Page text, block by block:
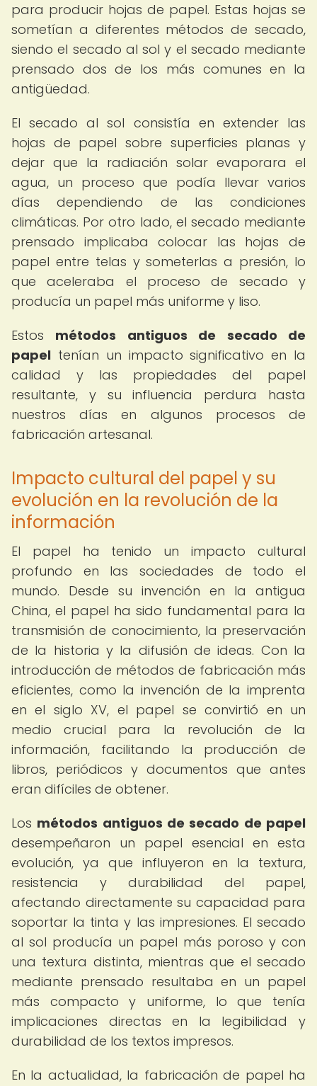
para producir hojas de papel. Estas hojas se
sometían a diferentes métodos de secado,
siendo el secado al sol y el secado mediante
prensado dos de los más comunes en la
antigüedad.
El secado al sol consistía en extender las
hojas de papel sobre superficies planas y
dejar que la radiación solar evaporara el
agua, un proceso que podía llevar varios
días dependiendo de las condiciones
climáticas. Por otro lado, el secado mediante
prensado implicaba colocar las hojas de
papel entre telas y someterlas a presión, lo
que aceleraba el proceso de secado y
producía un papel más uniforme y liso.
Estos métodos antiguos de secado de
papel tenían un impacto significativo en la
calidad y las propiedades del papel
resultante, y su influencia perdura hasta
nuestros días en algunos procesos de
fabricación artesanal.
Impacto cultural del papel y su
evolución en la revolución de la
información
El papel ha tenido un impacto cultural
profundo en las sociedades de todo el
mundo. Desde su invención en la antigua
China, el papel ha sido fundamental para la
transmisión de conocimiento, la preservación
de la historia y la difusión de ideas. Con la
introducción de métodos de fabricación más
eficientes, como la invención de la imprenta
en el siglo XV, el papel se convirtió en un
medio crucial para la revolución de la
información, facilitando la producción de
libros, periódicos y documentos que antes
eran difíciles de obtener.
Los métodos antiguos de secado de papel
desempeñaron un papel esencial en esta
evolución, ya que influyeron en la textura,
resistencia y durabilidad del papel,
afectando directamente su capacidad para
soportar la tinta y las impresiones. El secado
al sol producía un papel más poroso y con
una textura distinta, mientras que el secado
mediante prensado resultaba en un papel
más compacto y uniforme, lo que tenía
implicaciones directas en la legibilidad y
durabilidad de los textos impresos.
En la actualidad, la fabricación de papel ha